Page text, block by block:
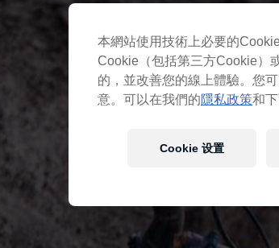
本網站使用技術上必要的
Cookie（包括第三方Cookie）
的，並改善您的線上體驗。您
意。可以在我們的隱私政策和
Cookie 设置